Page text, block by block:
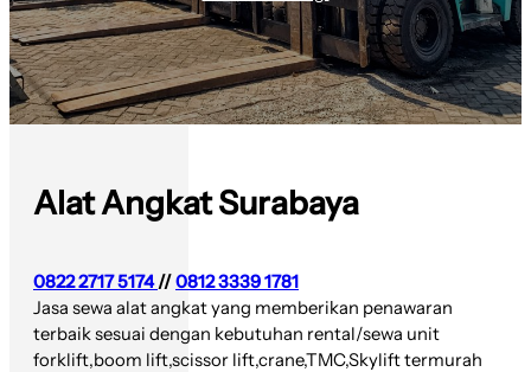
Alat Angkat Surabaya
0822 2717 5174//0812 3339 1781
Jasa sewa alat angkat yang memberikan penawaran
terbaik sesuai dengan kebutuhan rental/sewa unit
forklift,boom lift,scissor lift,crane,TMC,Skylift termurah